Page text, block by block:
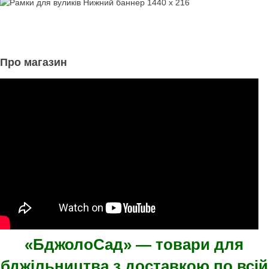
Про магазин
«БджолоСад» — товари для